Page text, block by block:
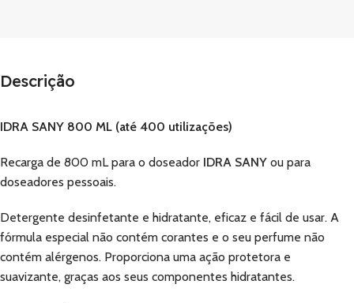
Descrição
IDRA SANY 800 ML (até 400 utilizações)
Recarga de 800 mL para o doseador IDRA SANY ou para
doseadores pessoais.
Detergente desinfetante e hidratante, eficaz e fácil de usar. A
fórmula especial não contém corantes e o seu perfume não
contém alérgenos. Proporciona uma ação protetora e
suavizante, graças aos seus componentes hidratantes.